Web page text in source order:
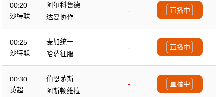
00:20
沙特联
阿尔科鲁德
-
达曼协作
直播中
00:25
沙特联
麦加统一
-
哈萨征服
直播中
00:30
英超
伯恩茅斯
-
阿斯顿维拉
直播中